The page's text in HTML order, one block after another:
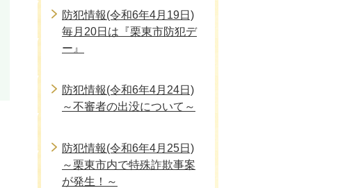
防犯情報(令和6年4月19日)
毎月20日は『栗東市防犯デ
ー』
防犯情報(令和6年4月24日)
～不審者の出没について～
防犯情報(令和6年4月25日)
～栗東市内で特殊詐欺事案
が発生！～